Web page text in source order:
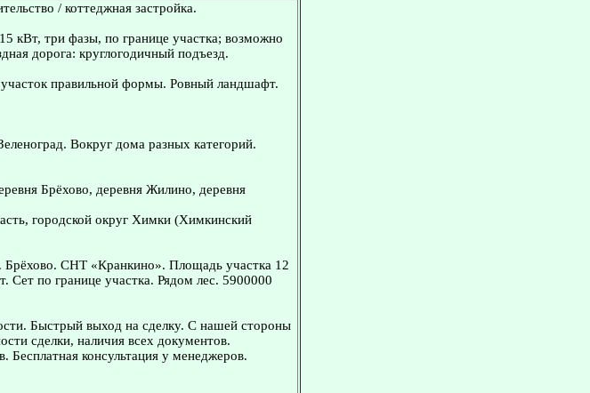
/ коттеджная застройка.
кВт, три фазы, по границе участка; возможно
дорога: круглогодичный подъезд.
правильной формы. Ровный ландшафт.
Вокруг дома разных категорий.
Брёхово, деревня Жилино, деревня
городской округ Химки (Химкинский
СНТ «Кранкино». Площадь участка 12
по границе участка. Рядом лес. 5900000
Быстрый выход на сделку. С нашей стороны
сделки, наличия всех документов.
Бесплатная консультация у менеджеров.